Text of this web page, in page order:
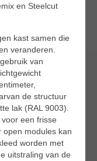
en Steelcut
kast samen die
veranderen.
van
de structuur
lak (RAL 9003).
een frisse
open modules kan
worden met
uitstraling van de